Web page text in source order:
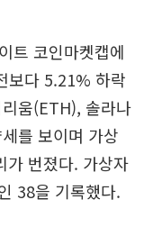
트 코인마켓캡에
보다 5.21% 하락
움(ETH), 솔라나
를 보이며 가상
가 번졌다. 가상자
38을 기록했다.